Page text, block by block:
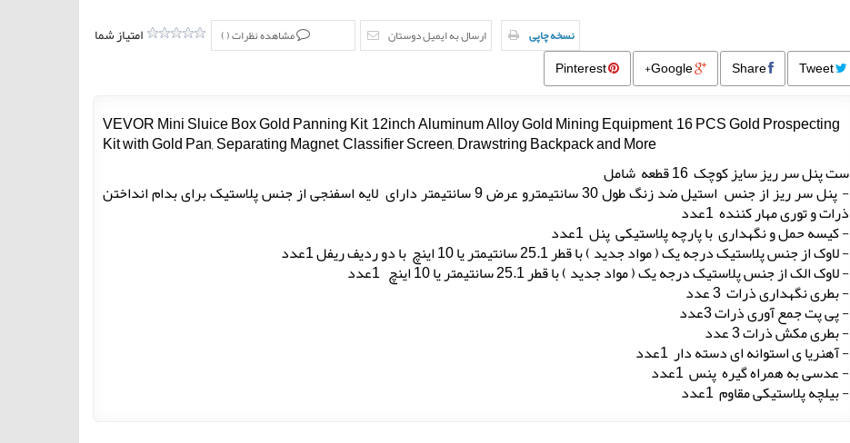
امتیاز شما مشاهده نظرات () ارسال به ایمیل دوستان نسخه چاپی
Tweet
Share
Google+
Pinterest
VEVOR Mini Sluice Box Gold Panning Kit, 12inch Aluminum Alloy Gold Mining Equipment, 16 PCS Gold Prospecting
Kit with Gold Pan, Separating Magnet, Classifier Screen, Drawstring Backpack and More
ست پنل سر ریز سایز کوچک 16 قطعه شامل
- پنل سر ریز از جنس استیل ضد زنگ طول 30 سانتیمترو عرض 9 سانتیمتر دارای لایه اسفنجی از جنس پلاستیک برای بدام انداختن
ذرات و توری مهار کننده 1عدد
- کیسه حمل و نگهداری با پارچه پلاستیکی پنل 1عدد
- لاوک از جنس پلاستیک درجه یک ( مواد جدید ) با قطر 25.1 سانتیمتر یا 10 اینچ با دو ردیف ریفل 1عدد
- لاوک الک از جنس پلاستیک درجه یک ( مواد جدید ) با قطر 25.1 سانتیمتر یا 10 اینچ 1عدد
- بطری نگهداری ذرات 3 عدد
- پی پت جمع آوری ذرات 3عدد
- بطری مکش ذرات 3 عدد
- آهنریا ی استوانه ای دسته دار 1عدد
- عدسی به همراه گیره پنس 1عدد
- بیلچه پلاستیکی مقاوم 1عدد